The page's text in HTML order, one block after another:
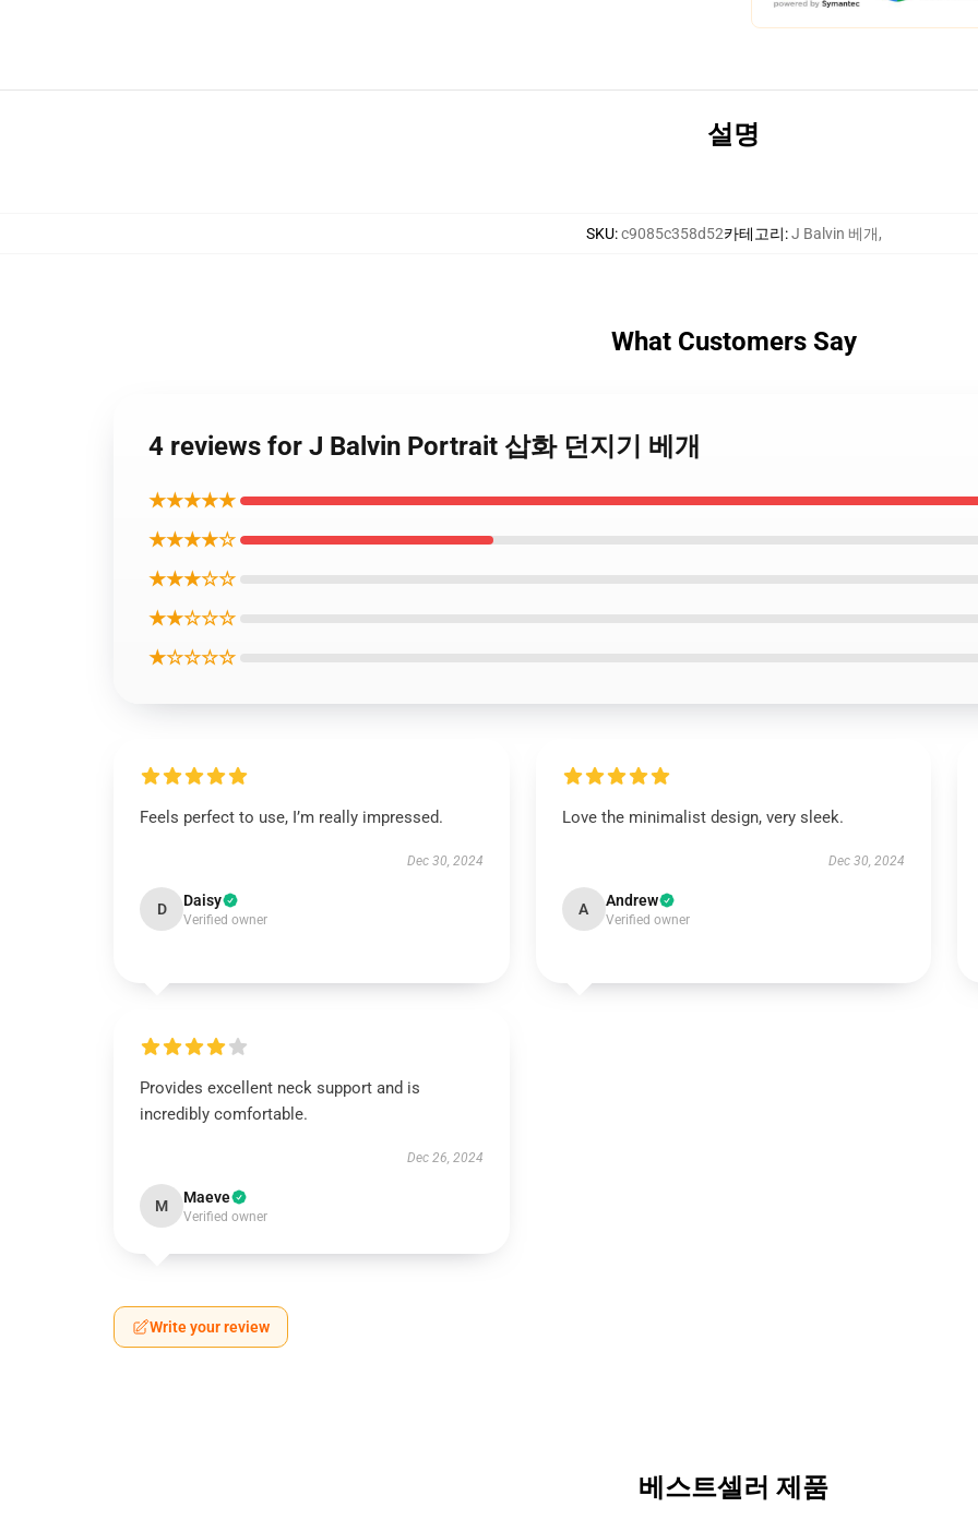
설명
SKU:c9085c358d52카테고리:J Balvin 베개,
What Customers Say
4 reviews for J Balvin Portrait 삽화 던지기 베개
★★★★★
★★★★☆
★★★☆☆
★★☆☆☆
★☆☆☆☆
Feels perfect to use, I’m really impressed.
Dec 30, 2024
D Daisy
Verified owner
Love the minimalist design, very sleek.
Dec 30, 2024
A Andrew
Verified owner
Provides excellent neck support and is
incredibly comfortable.
Dec 26, 2024
M Maeve
Verified owner
Write your review
베스트셀러 제품